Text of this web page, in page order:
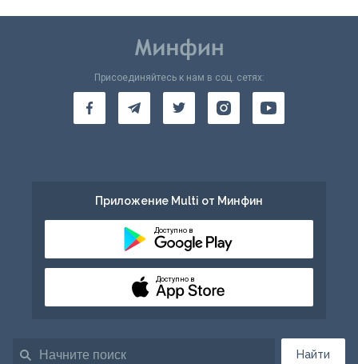
Найти
Присоединяйтесь к нам в соц. сетях:
Приложение Multi от Минфин
Доступно в
Доступно в